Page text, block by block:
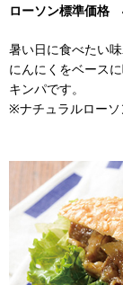
ローソン標準価格
暑い日に食べたい味
にんにくをベース
キンパです。
※ナチュラルローソ